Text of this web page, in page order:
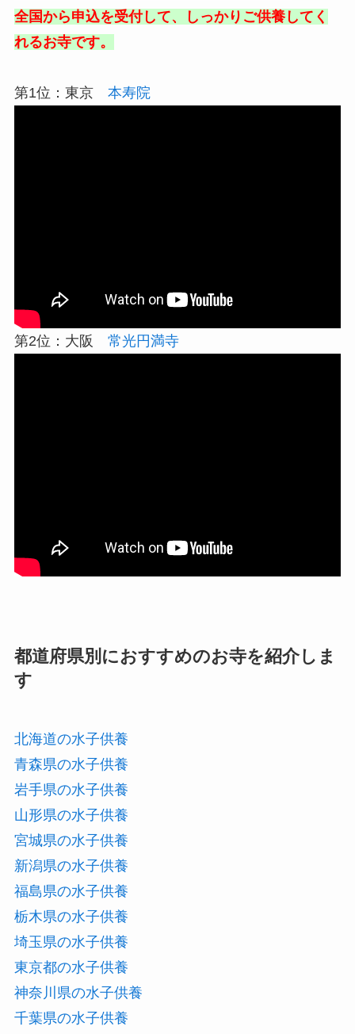
全国から申込を受付して、しっかりご供養してく
れるお寺です。
第1位：東京 本寿院
第2位：大阪 常光円満寺
都道府県別におすすめのお寺を紹介しま
す
北海道の水子供養
青森県の水子供養
岩手県の水子供養
山形県の水子供養
宮城県の水子供養
新潟県の水子供養
福島県の水子供養
栃木県の水子供養
埼玉県の水子供養
東京都の水子供養
神奈川県の水子供養
千葉県の水子供養